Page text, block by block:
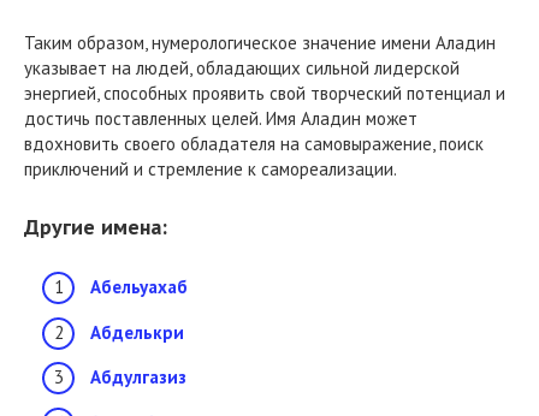
Таким образом, нумерологическое значение имени Аладин
указывает на людей, обладающих сильной лидерской
энергией, способных проявить свой творческий потенциал и
достичь поставленных целей. Имя Аладин может
вдохновить своего обладателя на самовыражение, поиск
приключений и стремление к самореализации.
Другие имена:
Абельуахаб
Абделькри
Абдулгазиз